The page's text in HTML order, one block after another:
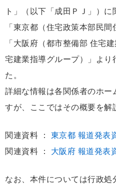
ト」（以下「成田ＰＪ」）
「東京都（住宅政策本部民
「大阪府（都市整備部 住宅
宅建業指導グループ）」より
た。
詳細な情報は各関係者のホー
すが、ここではその概要を解
関連資料 ： 東京都 報道発表
関連資料 ： 大阪府 報道発表
なお、本件については行政処